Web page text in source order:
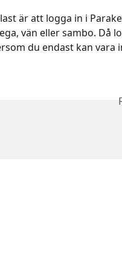
är att logga in i
vän eller sambo. Då
du endast kan vara